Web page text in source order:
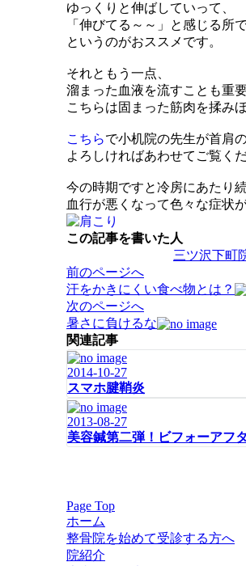
ゆっくりと伸ばしていって、
「伸びてる～～」と感じる所
というのがおススメです。
それともう一点、
溜まった血液を流すことも重要
こちらは固まった筋肉を揉み
こちらで小机院の先生が首肩
よろしければあわせてご覧くだ
今の時期ですと冷房にあたり
血行が悪くなって色々な症状
この記事を書いた人
三ツ沢下町
投
稿
ナ
ビ
ゲ
ー
シ
ョ
ン
前のページへ
汗をかきにくい食べ物とは？
次のページへ
暑さに負けるな
関連記事
2014-10-27
スマホ腱鞘炎
2013-08-27
美容鍼第二弾！ビフォーアフ
Page Top
ホーム
整骨院を始めて受診する方へ
院紹介